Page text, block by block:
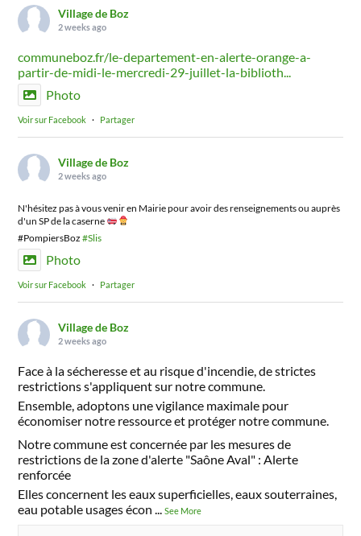
Village de Boz
2 weeks ago
communeboz.fr/le-departement-en-alerte-orange-a-
partir-de-midi-le-mercredi-29-juillet-la-biblioth...
Photo
Voir sur Facebook · Partager
Village de Boz
2 weeks ago
N'hésitez pas à vous venir en Mairie pour avoir des renseignements ou auprès
d'un SP de la caserne
#PompiersBoz#Slis
Photo
Voir sur Facebook · Partager
Village de Boz
2 weeks ago
Face à la sécheresse et au risque d'incendie, de strictes
restrictions s'appliquent sur notre commune.
Ensemble, adoptons une vigilance maximale pour
économiser notre ressource et protéger notre commune.
Notre commune est concernée par les mesures de
restrictions de la zone d'alerte "Saône Aval" : Alerte
renforcée
Elles concernent les eaux superficielles, eaux souterraines,
eau potable usages écon
...See More